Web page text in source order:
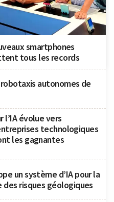
smartphones
tous les records
autonomes de
l’IA évolue vers
technologiques
les gagnantes
un système d’IA pour la
risques géologiques